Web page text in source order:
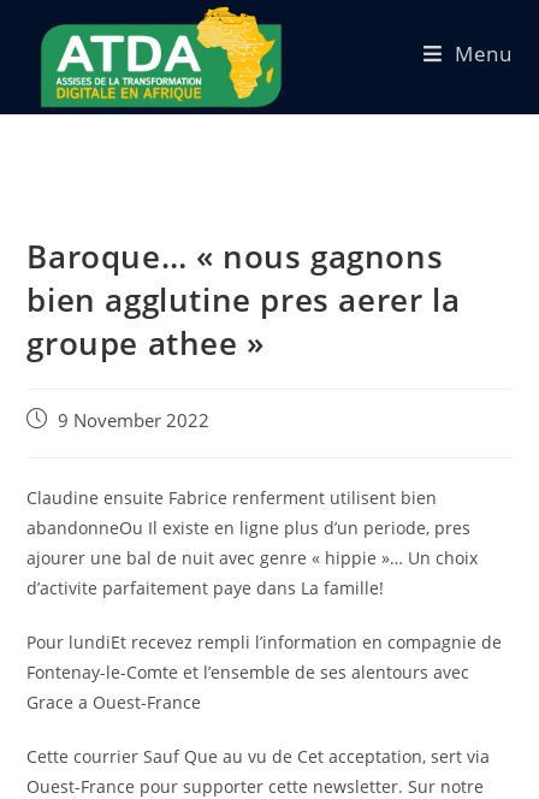
Menu
Baroque… « nous gagnons
bien agglutine pres aerer la
groupe athee »
9 November 2022
Claudine ensuite Fabrice renferment utilisent bien
abandonneOu Il existe en ligne plus d’un periode, pres
ajourer une bal de nuit avec genre « hippie »… Un choix
d’activite parfaitement paye dans La famille!
Pour lundiEt recevez rempli l’information en compagnie de
Fontenay-le-Comte et l’ensemble de ses alentours avec
Grace a Ouest-France
Cette courrier Sauf Que au vu de Cet acceptation, sert via
Ouest-France pour supporter cette newsletter. Sur notre